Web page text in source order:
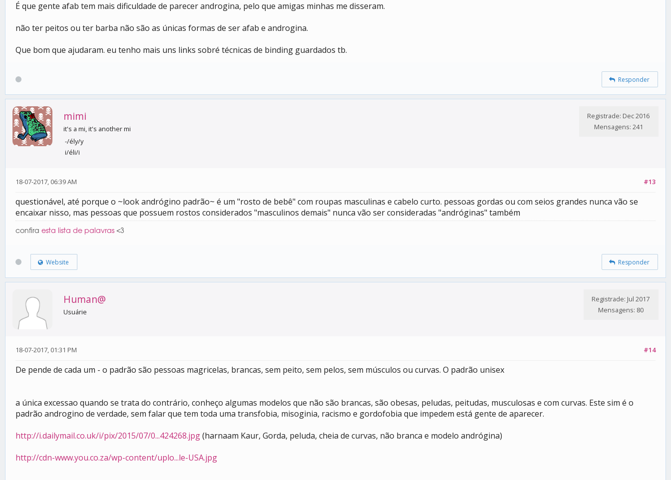
É que gente afab tem mais dificuldade de parecer androgina, pelo que amigas minhas me disseram.
não ter peitos ou ter barba não são as únicas formas de ser afab e androgina.
Que bom que ajudaram. eu tenho mais uns links sobré técnicas de binding guardados tb.
Responder
mimi
it's a mi, it's another mi
-/ély/y
i/éli/i
Registrade: Dec 2016
Mensagens: 241
#13
18-07-2017, 06:39 AM
questionável, até porque o ~look andrógino padrão~ é um "rosto de bebê" com roupas masculinas e cabelo curto. pessoas gordas ou com seios grandes nunca vão se
encaixar nisso, mas pessoas que possuem rostos considerados "masculinos demais" nunca vão ser consideradas "andróginas" também
confira esta lista de palavras <3
Website Responder
Human@
Usuárie
Registrade: Jul 2017
Mensagens: 80
#14
18-07-2017, 01:31 PM
De pende de cada um - o padrão são pessoas magricelas, brancas, sem peito, sem pelos, sem músculos ou curvas. O padrão unisex
a única excessao quando se trata do contrário, conheço algumas modelos que não são brancas, são obesas, peludas, peitudas, musculosas e com curvas. Este sim é o
padrão androgino de verdade, sem falar que tem toda uma transfobia, misoginia, racismo e gordofobia que impedem está gente de aparecer.
http://i.dailymail.co.uk/i/pix/2015/07/0...424268.jpg(harnaam Kaur, Gorda, peluda, cheia de curvas, não branca e modelo andrógina)
http://cdn-www.you.co.za/wp-content/uplo...le-USA.jpg